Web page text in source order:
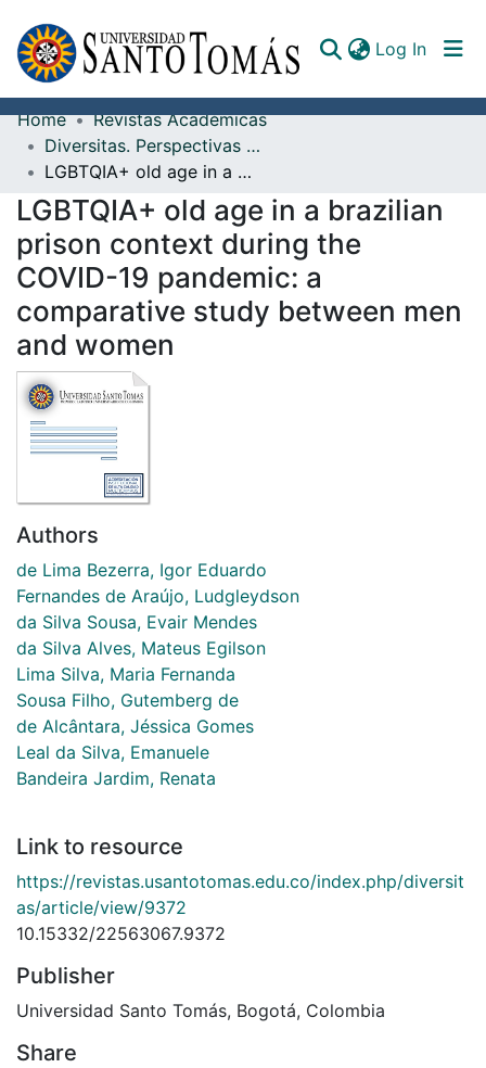
Log In
Communities & Collections
All of DSpace
Documents
Home
Revistas Académicas
Diversitas. Perspectivas en Psicología
LGBTQIA+ old age in a brazilian prison context during the COVID-19 pandemic: a comparative study between men and women
LGBTQIA+ old age in a brazilian
prison context during the
COVID-19 pandemic: a
comparative study between men
and women
Authors
de Lima Bezerra, Igor Eduardo
Fernandes de Araújo, Ludgleydson
da Silva Sousa, Evair Mendes
da Silva Alves, Mateus Egilson
Lima Silva, Maria Fernanda
Sousa Filho, Gutemberg de
de Alcântara, Jéssica Gomes
Leal da Silva, Emanuele
Bandeira Jardim, Renata
Link to resource
https://revistas.usantotomas.edu.co/index.php/diversit
as/article/view/9372
10.15332/22563067.9372
Publisher
Universidad Santo Tomás, Bogotá, Colombia
Share